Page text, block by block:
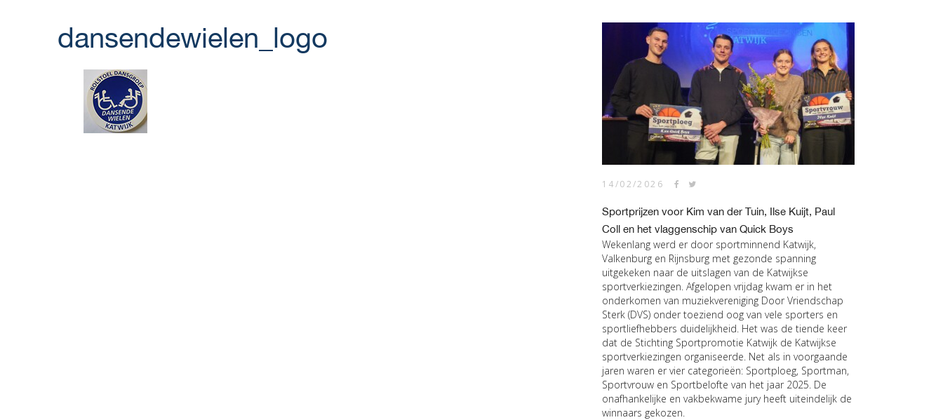
dansendewielen_logo
14/02/2026
Sportprijzen voor Kim van der Tuin, Ilse Kuijt, Paul
Coll en het vlaggenschip van Quick Boys
Wekenlang werd er door sportminnend Katwijk,
Valkenburg en Rijnsburg met gezonde spanning
uitgekeken naar de uitslagen van de Katwijkse
sportverkiezingen. Afgelopen vrijdag kwam er in het
onderkomen van muziekvereniging Door Vriendschap
Sterk (DVS) onder toeziend oog van vele sporters en
sportliefhebbers duidelijkheid. Het was de tiende keer
dat de Stichting Sportpromotie Katwijk de Katwijkse
sportverkiezingen organiseerde. Net als in voorgaande
jaren waren er vier categorieën: Sportploeg, Sportman,
Sportvrouw en Sportbelofte van het jaar 2025. De
onafhankelijke en vakbekwame jury heeft uiteindelijk de
winnaars gekozen.